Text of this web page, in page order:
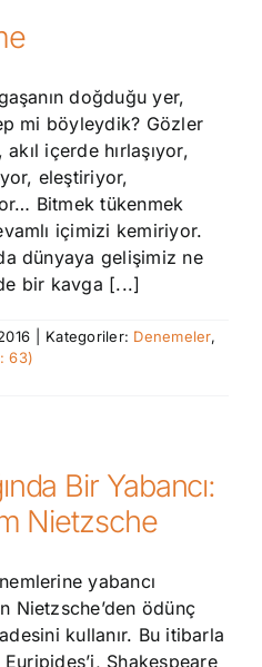
doğduğu yer,
mi böyleydik? Gözler
içerde hırlaşıyor,
eleştiriyor,
Bitmek tükenmek
içimizi kemiriyor.
dünyaya gelişimiz ne
bir kavga [...]
Kategoriler: Denemeler,
63)
Bir Yabancı:
Nietzsche
yabancı
Nietzsche’den ödünç
kullanır. Bu itibarla
Euripides’i, Shakespeare